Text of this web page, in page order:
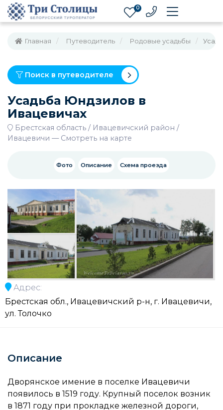
0
Главная Путеводитель Родовые усадьбы
Поиск в путеводителе
Усадьба Юндзилов в
Ивацевичах
Брестская область
Ивацевичский район
Ивацевичи — Смотреть на карте
Фото Описание Схема проезда
Адрес:
Брестская обл., Ивацевичский р-н, г. Ивацевичи,
ул. Толочко
Описание
Дворянское имение в поселке Ивацевичи
появилось в 1519 году. Крупный поселок возник
в 1871 году при прокладке железной дороги,